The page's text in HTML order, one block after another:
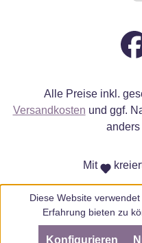
Alle Preise inkl.
Versandkosten und ggf.
Mit
Diese Website
Erfahrung bieten zu
Konfigurieren